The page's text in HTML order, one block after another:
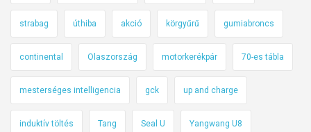
strabag úthiba akció körgyűrű gumiabroncs
continental Olaszország motorkerékpár 70-es tábla
mesterséges intelligencia gck up and charge
induktív töltés Tang Seal U Yangwang U8